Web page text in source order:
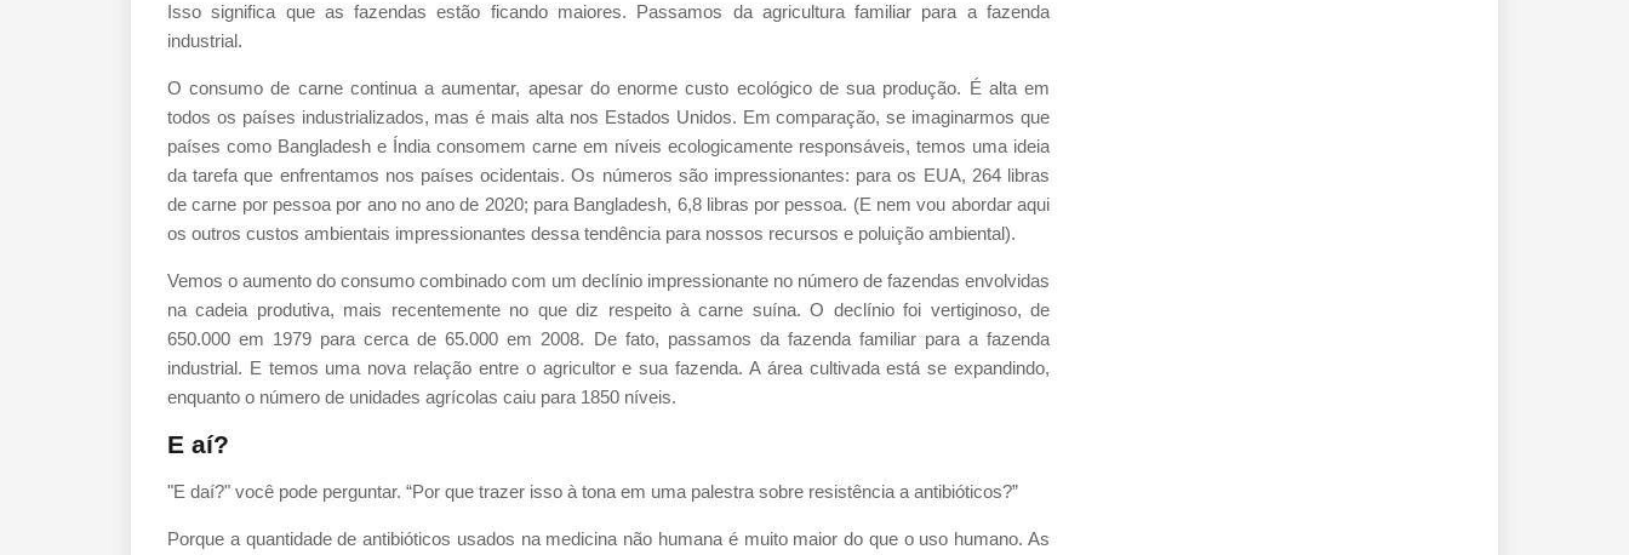
Isso significa que as fazendas estão ficando maiores. Passamos da agricultura familiar para a fazenda
industrial.
O consumo de carne continua a aumentar, apesar do enorme custo ecológico de sua produção. É alta em
todos os países industrializados, mas é mais alta nos Estados Unidos. Em comparação, se imaginarmos que
países como Bangladesh e Índia consomem carne em níveis ecologicamente responsáveis, temos uma ideia
da tarefa que enfrentamos nos países ocidentais. Os números são impressionantes: para os EUA, 264 libras
de carne por pessoa por ano no ano de 2020; para Bangladesh, 6,8 libras por pessoa. (E nem vou abordar aqui
os outros custos ambientais impressionantes dessa tendência para nossos recursos e poluição ambiental).
Vemos o aumento do consumo combinado com um declínio impressionante no número de fazendas envolvidas
na cadeia produtiva, mais recentemente no que diz respeito à carne suína. O declínio foi vertiginoso, de
650.000 em 1979 para cerca de 65.000 em 2008. De fato, passamos da fazenda familiar para a fazenda
industrial. E temos uma nova relação entre o agricultor e sua fazenda. A área cultivada está se expandindo,
enquanto o número de unidades agrícolas caiu para 1850 níveis.
E aí?
"E daí?" você pode perguntar. “Por que trazer isso à tona em uma palestra sobre resistência a antibióticos?”
Porque a quantidade de antibióticos usados ​​na medicina não humana é muito maior do que o uso humano. As